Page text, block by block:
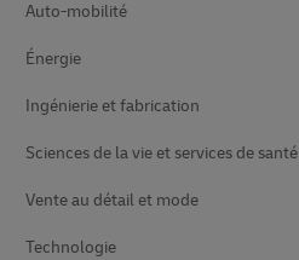
Auto-mobilité
Énergie
Ingénierie et fabrication
Sciences de la vie et services de santé
Vente au détail et mode
Technologie